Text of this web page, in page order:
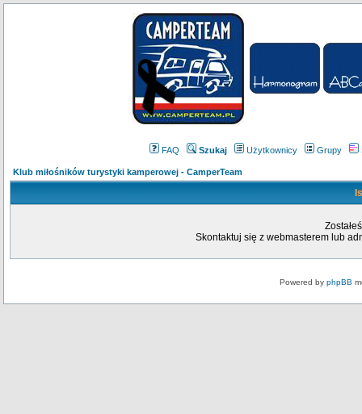
FAQ Szukaj Użytkownicy Grupy
Klub miłośników turystyki kamperowej - CamperTeam
Skontaktuj się z webmasterem lub
Powered by phpBB